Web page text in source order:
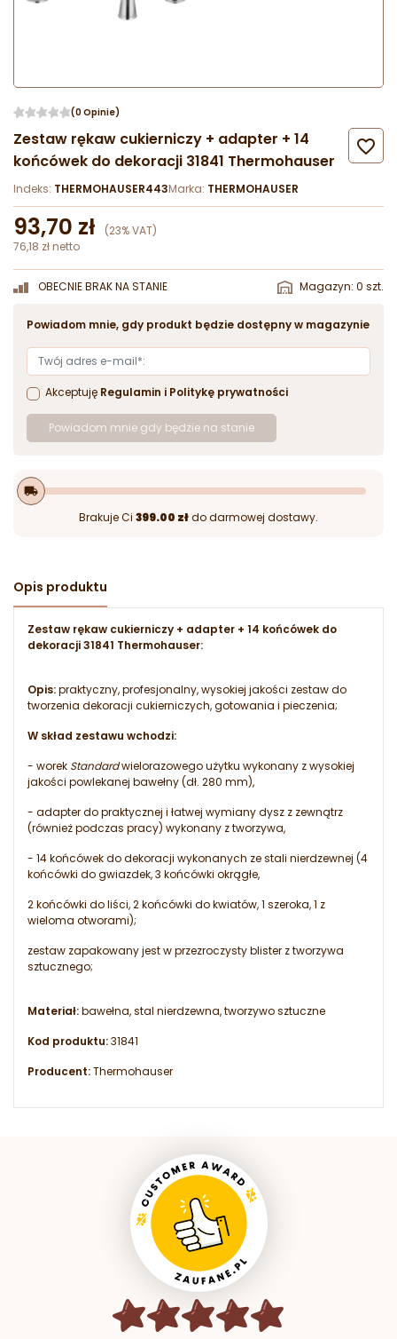
(0 Opinie)
Zestaw rękaw cukierniczy + adapter + 14
końcówek do dekoracji 31841 Thermohauser

Indeks: THERMOHAUSER443Marka: THERMOHAUSER
93,70 zł
(23% VAT)
76,18 zł netto
OBECNIE BRAK NA STANIE Magazyn: 0 szt.
Powiadom mnie, gdy produkt będzie dostępny w magazynie
Akceptuję Regulamin i Politykę prywatności
Powiadom mnie gdy będzie na stanie
local_shipping
Brakuje Ci 399.00 złdo darmowej dostawy.
Opis produktu
Zestaw rękaw cukierniczy + adapter + 14 końcówek do
dekoracji 31841 Thermohauser:
Opis:praktyczny, profesjonalny, wysokiej jakości zestaw do
tworzenia dekoracji cukierniczych, gotowania i pieczenia;
W skład zestawu wchodzi:
- worek Standardwielorazowego użytku wykonany z wysokiej
jakości powlekanej bawełny (dł. 280 mm),
- adapter do praktycznej i łatwej wymiany dysz z zewnątrz
(również podczas pracy) wykonany z tworzywa,
- 14 końcówek do dekoracji wykonanych ze stali nierdzewnej (4
końcówki do gwiazdek, 3 końcówki okrągłe,
2 końcówki do liści, 2 końcówki do kwiatów, 1 szeroka, 1 z
wieloma otworami);
zestaw zapakowany jest w przezroczysty blister z tworzywa
sztucznego;
Materiał:bawełna, stal nierdzewna, tworzywo sztuczne
Kod produktu:31841
Producent:Thermohauser